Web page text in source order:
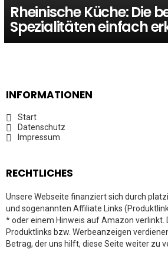
Rheinische Küche: Die
Spezialitäten einfach
INFORMATIONEN
Start
Datenschutz
Impressum
RECHTLICHES
Unsere Webseite finanziert sich durch
und sogenannten Affiliate Links
* oder einem Hinweis auf Amazon verlinkt.
Produktlinks bzw. Werbeanzeigen
Betrag, der uns hilft, diese Seite weiter zu